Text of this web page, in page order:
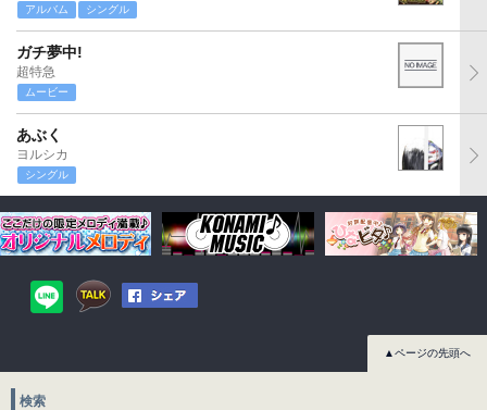
アルバム シングル
ガチ夢中!
超特急
ムービー
あぶく
ヨルシカ
シングル
▲ページの先頭へ
検索